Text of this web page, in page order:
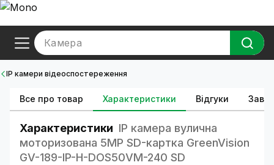
Камера
IP камери відеоспостереження
Все про товар Характеристики Відгуки
Характеристики IP камера вулична
моторизована 5MP SD-картка GreenVision
GV-189-IP-H-DOS50VM-240 SD